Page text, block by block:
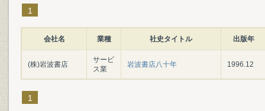
1
会社名 業種 社史タイトル 出版年
(株)岩波書店
サービ
ス業
岩波書店八十年 1996.12
1